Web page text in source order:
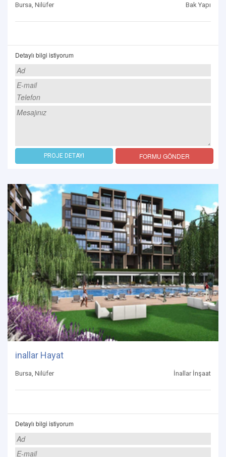
Bursa, Nilüfer Bak Yapı
Detaylı bilgi istiyorum
PROJE DETAYI FORMU GÖNDER
inallar Hayat
Bursa, Nilüfer İnallar İnşaat
Detaylı bilgi istiyorum